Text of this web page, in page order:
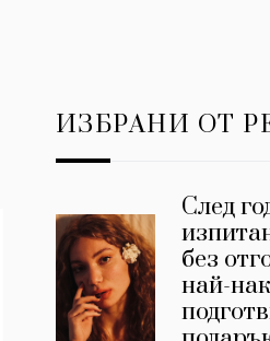
ИЗБРАНИ ОТ
След
без
най-